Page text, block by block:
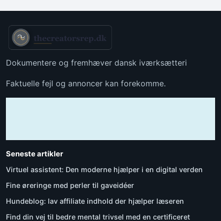
Dokumentere og fremhæver dansk iværksætteri
Faktuelle fejl og annoncer kan forekomme.
Seneste artikler
Virtuel assistent: Den moderne hjælper i en digital verden
Fine øreringe med perler til gaveidéer
Hundeblog: lav affiliate indhold der hjælper læseren
Find din vej til bedre mental trivsel med en certificeret